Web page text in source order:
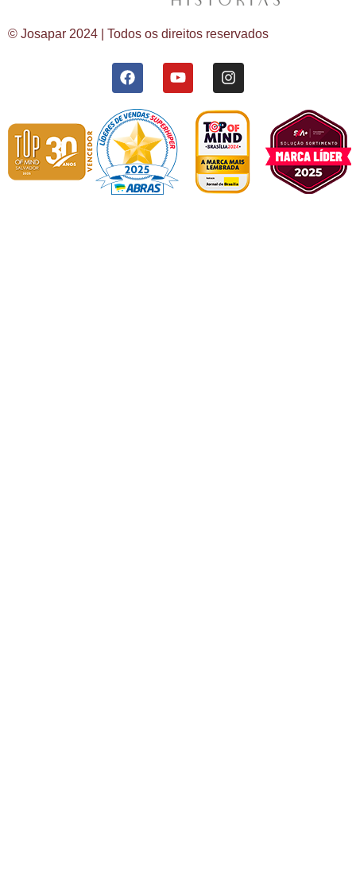
© Josapar 2024 | Todos os direitos reservados